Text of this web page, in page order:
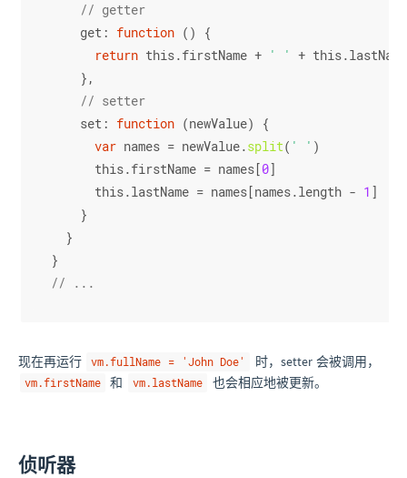
// getter
get: function ( ) {
return this.firstName + ' ' + this.lastName
    },
// setter
set: function (newValue) {
var names = newValue.split( ' ' )
this.firstName = names[0]
this.lastName = names[names.length - 1 ]
    }
  }
}
// ...
现在再运行 vm.fullName = 'John Doe' 时，setter 会被调用，
vm.firstName 和 vm.lastName 也会相应地被更新。
侦听器